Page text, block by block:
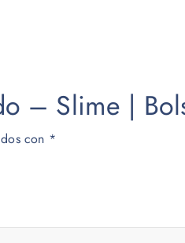
– Slime |
con *